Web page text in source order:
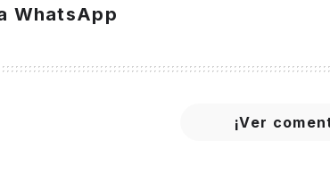
WhatsApp
¡Ver